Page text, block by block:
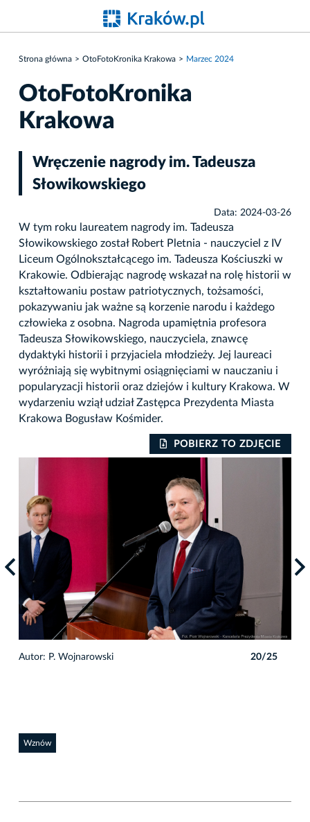
Strona główna OtoFotoKronika Krakowa Marzec 2024
OtoFotoKronika
Krakowa
Wręczenie nagrody im. Tadeusza
Słowikowskiego
Data: 2024-03-26
W tym roku laureatem nagrody im. Tadeusza
Słowikowskiego został Robert Pletnia - nauczyciel z IV
Liceum Ogólnokształcącego im. Tadeusza Kościuszki w
Krakowie. Odbierając nagrodę wskazał na rolę historii w
kształtowaniu postaw patriotycznych, tożsamości,
pokazywaniu jak ważne są korzenie narodu i każdego
człowieka z osobna. Nagroda upamiętnia profesora
Tadeusza Słowikowskiego, nauczyciela, znawcę
dydaktyki historii i przyjaciela młodzieży. Jej laureaci
wyróżniają się wybitnymi osiągnięciami w nauczaniu i
popularyzacji historii oraz dziejów i kultury Krakowa. W
wydarzeniu wziął udział Zastępca Prezydenta Miasta
Krakowa Bogusław Kośmider.
POBIERZ TO ZDJĘCIE
Autor: P. Wojnarowski 20/25
Wznów